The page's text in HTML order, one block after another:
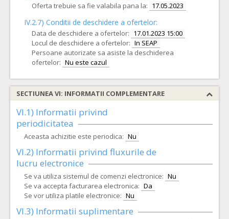
Oferta trebuie sa fie valabila pana la: 17.05.2023
IV.2.7) Conditii de deschidere a ofertelor:
Data de deschidere a ofertelor: 17.01.2023 15:00
Locul de deschidere a ofertelor: In SEAP
Persoane autorizate sa asiste la deschiderea
ofertelor: Nu este cazul
SECTIUNEA VI: INFORMATII COMPLEMENTARE
VI.1) Informatii privind
periodicitatea
Aceasta achizitie este periodica: Nu
VI.2) Informatii privind fluxurile de
lucru electronice
Se va utiliza sistemul de comenzi electronice: Nu
Se va accepta facturarea electronica: Da
Se vor utiliza platile electronice: Nu
VI.3) Informatii suplimentare